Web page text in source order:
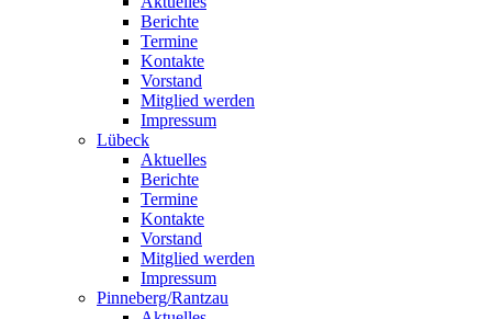
Berichte
Termine
Kontakte
Vorstand
Mitglied werden
Impressum
Lübeck
Aktuelles
Berichte
Termine
Kontakte
Vorstand
Mitglied werden
Impressum
Pinneberg/Rantzau